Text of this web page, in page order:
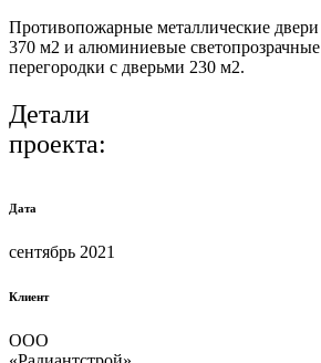
Противопожарные металлические двери
370 м2 и алюминиевые светопрозрачные
перегородки с дверьми 230 м2.
Детали
проекта:
Дата
сентябрь 2021
Клиент
ООО